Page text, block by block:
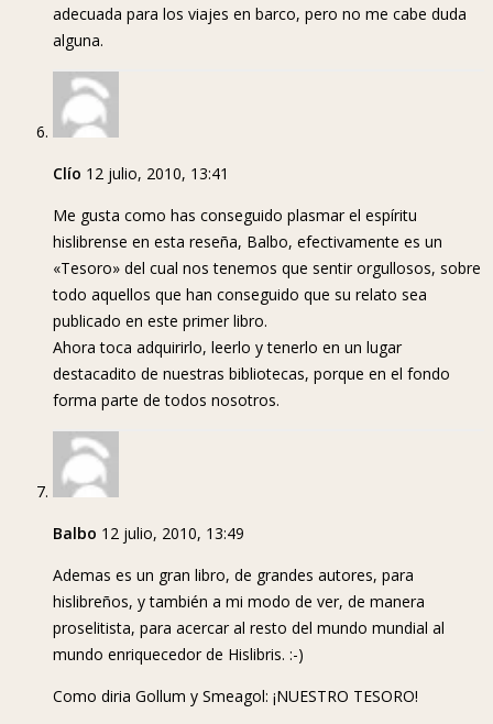
adecuada para los viajes en barco, pero no me cabe duda
alguna.
Clío 12 julio, 2010, 13:41
Me gusta como has conseguido plasmar el espíritu
hislibrense en esta reseña, Balbo, efectivamente es un
«Tesoro» del cual nos tenemos que sentir orgullosos, sobre
todo aquellos que han conseguido que su relato sea
publicado en este primer libro.
Ahora toca adquirirlo, leerlo y tenerlo en un lugar
destacadito de nuestras bibliotecas, porque en el fondo
forma parte de todos nosotros.
Balbo 12 julio, 2010, 13:49
Ademas es un gran libro, de grandes autores, para
hislibreños, y también a mi modo de ver, de manera
proselitista, para acercar al resto del mundo mundial al
mundo enriquecedor de Hislibris. :-)
Como diria Gollum y Smeagol: ¡NUESTRO TESORO!